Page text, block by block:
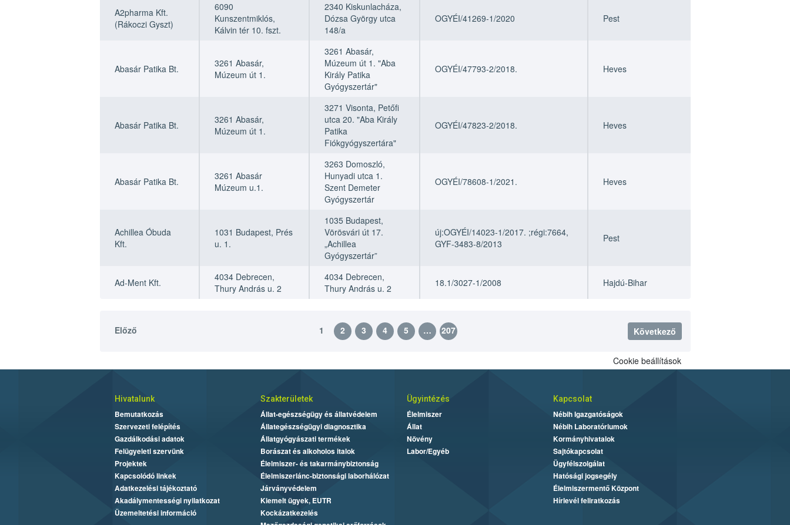
A2pharma Kft.
(Rákoczi Gyszt)
6090
Kunszentmiklós,
Kálvin tér 10. fszt.
2340 Kiskunlacháza,
Dózsa György utca
148/a
OGYÉI/41269-1/2020 Pest
Abasár Patika Bt.
3261 Abasár,
Múzeum út 1.
3261 Abasár,
Múzeum út 1. "Aba
Király Patika
Gyógyszertár"
OGYÉI/47793-2/2018. Heves
Abasár Patika Bt.
3261 Abasár,
Múzeum út 1.
3271 Visonta, Petőfi
utca 20. "Aba Király
Patika
Fiókgyógyszertára"
OGYÉI/47823-2/2018. Heves
Abasár Patika Bt.
3261 Abasár
Múzeum u.1.
3263 Domoszló,
Hunyadi utca 1.
Szent Demeter
Gyógyszertár
OGYÉI/78608-1/2021. Heves
Achillea Óbuda
Kft.
1031 Budapest, Prés
u. 1.
1035 Budapest,
Vörösvári út 17.
„Achillea
Gyógyszertár”
új:OGYÉI/14023-1/2017. ;régi:7664,
GYF-3483-8/2013
Pest
Ad-Ment Kft.
4034 Debrecen,
Thury András u. 2
4034 Debrecen,
Thury András u. 2
18.1/3027-1/2008 Hajdú-Bihar
Előző 1 2 3 4 5 … 207 Következő
Cookie beállítások
Hivatalunk
Bemutatkozás
Szervezeti felépítés
Gazdálkodási adatok
Felügyeleti szervünk
Projektek
Kapcsolódó linkek
Adatkezelési tájékoztató
Akadálymentességi nyilatkozat
Üzemeltetési információ
Szakterületek
Állat-egészségügy és állatvédelem
Állategészségügyi diagnosztika
Állatgyógyászati termékek
Borászat és alkoholos italok
Élelmiszer- és takarmánybiztonság
Élelmiszerlánc-biztonsági laborhálózat
Járványvédelem
Kiemelt ügyek, EUTR
Kockázatkezelés
Ügyintézés
Élelmiszer
Állat
Növény
Labor/Egyéb
Kapcsolat
Nébih Igazgatóságok
Nébih Laboratóriumok
Kormányhivatalok
Sajtókapcsolat
Ügyfélszolgálat
Hatósági jogsegély
Élelmiszermentő Központ
Hírlevél feliratkozás